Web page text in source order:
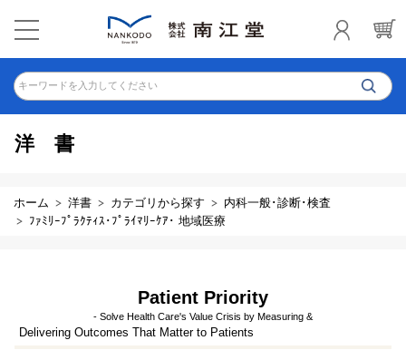
キーワードを入力してください
洋書
ホーム 洋書 カテゴリから探す
内科一般･診断･検査
ﾌｧﾐﾘｰﾌﾟﾗｸﾃｨｽ･ﾌﾟﾗｲﾏﾘｰｹｱ･ 地域医療
Patient Priority
- Solve Health Care's Value Crisis by Measuring &
Delivering Outcomes That Matter to Patients